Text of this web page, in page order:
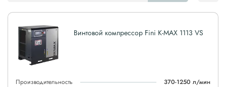
Винтовой компрессор Fini K-MAX 1113 VS
Производительность
370-1250 л/мин